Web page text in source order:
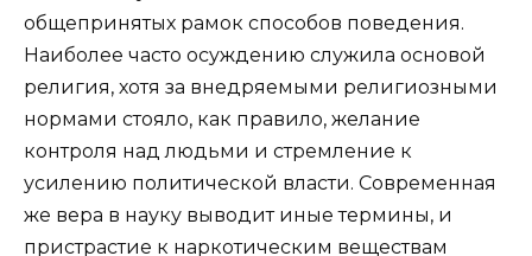
общепринятых рамок способов поведения.
Наиболее часто осуждению служила основой
религия, хотя за внедряемыми религиозными
нормами стояло, как правило, желание
контроля над людьми и стремление к
усилению политической власти. Современная
же вера в науку выводит иные термины, и
пристрастие к наркотическим веществам